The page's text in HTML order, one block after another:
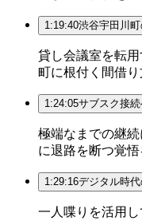
1:19:40渋谷宇田川
貸し会議室を転
町に根付く間借
1:24:05サブスク接
極端なまでの継
に退路を断つ覚
1:29:16デジタル時
一人喋りを活用